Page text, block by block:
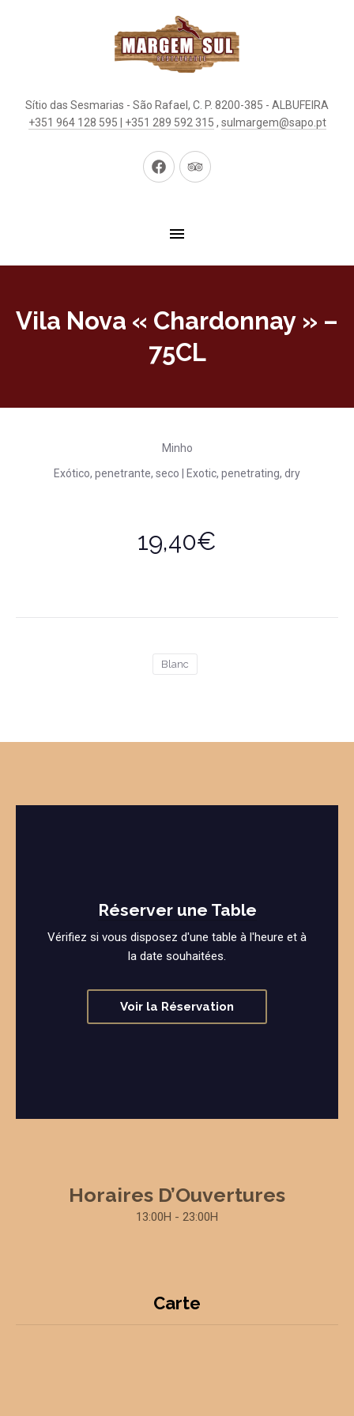
Sítio das Sesmarias - São Rafael, C. P. 8200-385 - ALBUFEIRA
+351 964 128 595 | +351 289 592 315 , sulmargem@sapo.pt
New
New
Vila Nova « Chardonnay » –
75CL
Minho
Exótico, penetrante, seco | Exotic, penetrating, dry
19,40€
Blanc
Réserver une Table
Vérifiez si vous disposez d'une table à l'heure et à
la date souhaitées.
Voir la Réservation
Horaires D’Ouvertures
13:00H - 23:00H
Carte